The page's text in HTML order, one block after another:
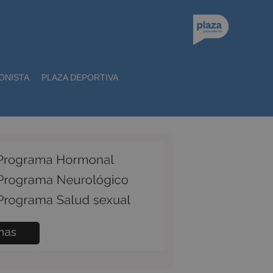
PLAZA DEPORTIVA